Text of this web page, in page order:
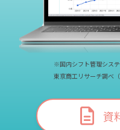
※国内シフト管理シス
東京商工リサーチ調べ
資